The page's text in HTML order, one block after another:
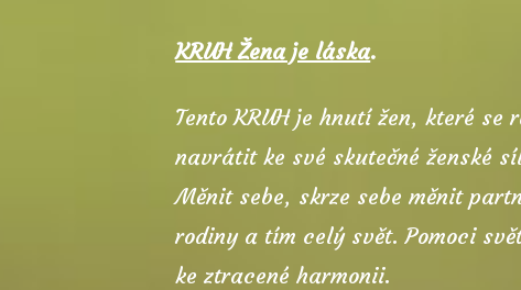
KRUH Žena je láska.
Tento KRUH je hnutí žen, které se
navrátit ke své skutečné ženské
Měnit sebe, skrze sebe měnit
rodiny a tím celý svět. Pomoci
ke ztracené harmonii.